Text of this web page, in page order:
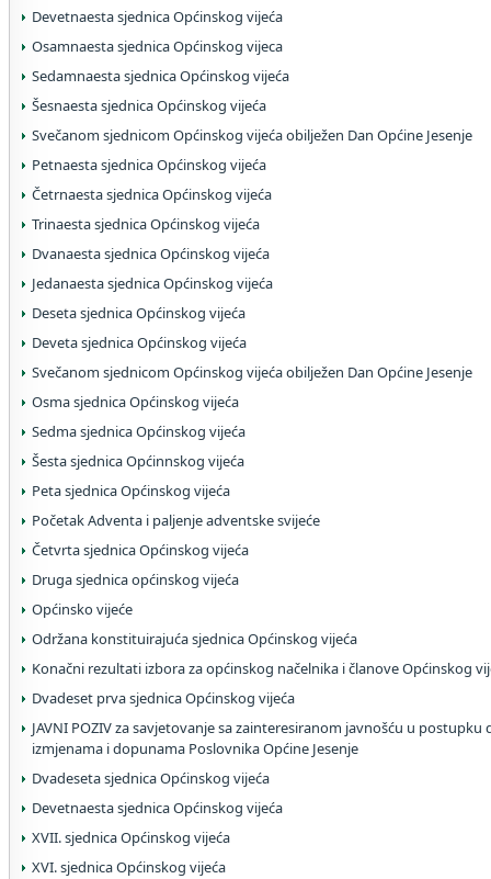
Devetnaesta sjednica Općinskog vijeća
Osamnaesta sjednica Općinskog vijeca
Sedamnaesta sjednica Općinskog vijeća
Šesnaesta sjednica Općinskog vijeća
Svečanom sjednicom Općinskog vijeća obilježen Dan Općine Jesenje
Petnaesta sjednica Općinskog vijeća
Četrnaesta sjednica Općinskog vijeća
Trinaesta sjednica Općinskog vijeća
Dvanaesta sjednica Općinskog vijeća
Jedanaesta sjednica Općinskog vijeća
Deseta sjednica Općinskog vijeća
Deveta sjednica Općinskog vijeća
Svečanom sjednicom Općinskog vijeća obilježen Dan Općine Jesenje
Osma sjednica Općinskog vijeća
Sedma sjednica Općinskog vijeća
Šesta sjednica Općinnskog vijeća
Peta sjednica Općinskog vijeća
Početak Adventa i paljenje adventske svijeće
Četvrta sjednica Općinskog vijeća
Druga sjednica općinskog vijeća
Općinsko vijeće
Održana konstituirajuća sjednica Općinskog vijeća
Konačni rezultati izbora za općinskog načelnika i članove Općinskog
Dvadeset prva sjednica Općinskog vijeća
JAVNI POZIV za savjetovanje sa zainteresiranom javnošću u
izmjenama i dopunama Poslovnika Općine Jesenje
Dvadeseta sjednica Općinskog vijeća
Devetnaesta sjednica Općinskog vijeća
XVII. sjednica Općinskog vijeća
XVI. sjednica Općinskog vijeća